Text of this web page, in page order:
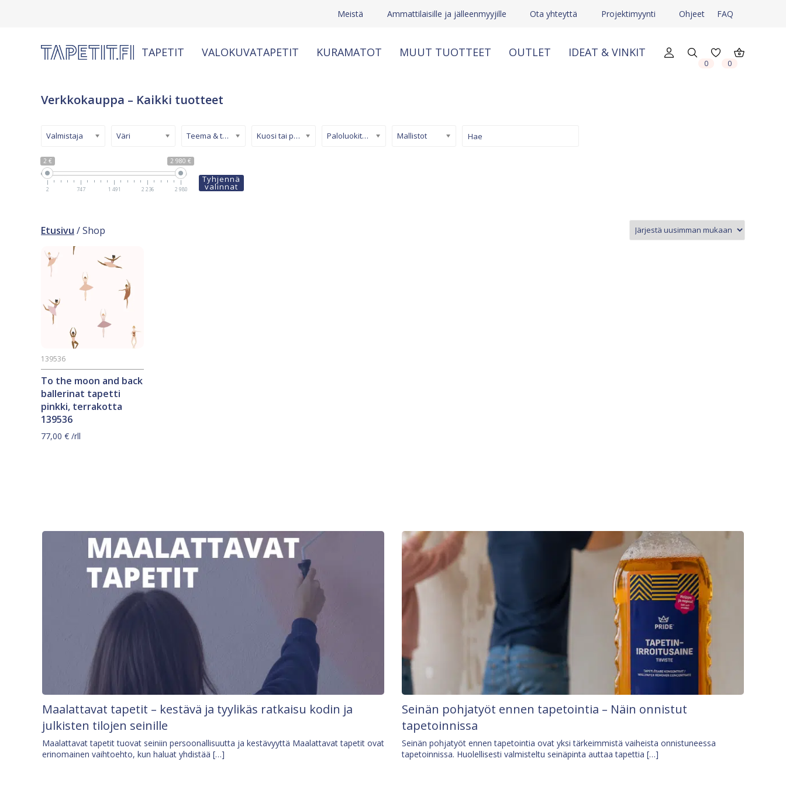
Meistä Ammattilaisille ja jälleenmyyjille Ota yhteyttä Projektimyynti Ohjeet FAQ
TAPETIT VALOKUVATAPETIT KURAMATOT MUUT TUOTTEET OUTLET IDEAT & VINKIT
0 0
Verkkokauppa – Kaikki tuotteet
2 € 2 980 €
2 747 1 491 2 236 2 980
Valmistaja Väri Teema & tyyli Kuosi tai pinta Paloluokiteltu tapetti Mallistot
Tyhjennä
valinnat
Etusivu / Shop
To the moon and back
ballerinat tapetti
pinkki, terrakotta
139536
139536
77,00 € /rll
Maalattavat tapetit – kestävä ja tyylikäs ratkaisu kodin ja
julkisten tilojen seinille
Maalattavat tapetit tuovat seiniin persoonallisuutta ja kestävyyttä Maalattavat tapetit ovat
erinomainen vaihtoehto, kun haluat yhdistää […]
Seinän pohjatyöt ennen tapetointia – Näin onnistut
tapetoinnissa
Seinän pohjatyöt ennen tapetointia ovat yksi tärkeimmistä vaiheista onnistuneessa
tapetoinnissa. Huolellisesti valmisteltu seinäpinta auttaa tapettia […]